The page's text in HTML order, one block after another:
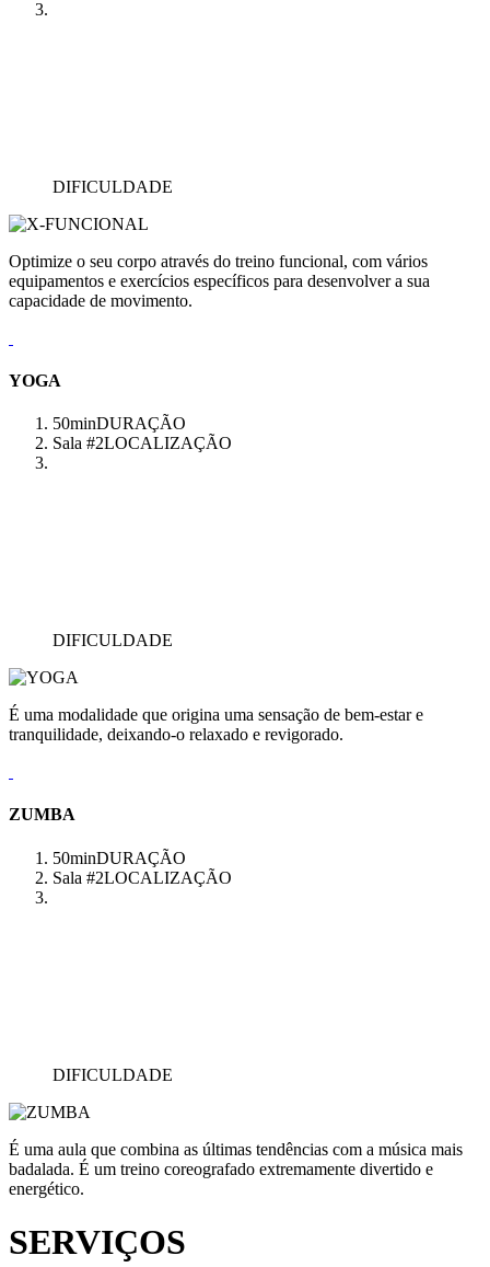
DIFICULDADE
Optimize o seu corpo através do treino funcional, com vários
equipamentos e exercícios específicos para desenvolver a sua
capacidade de movimento.
YOGA
50minDURAÇÃO
Sala #2LOCALIZAÇÃO
DIFICULDADE
É uma modalidade que origina uma sensação de bem-estar e
tranquilidade, deixando-o relaxado e revigorado.
ZUMBA
50minDURAÇÃO
Sala #2LOCALIZAÇÃO
DIFICULDADE
É uma aula que combina as últimas tendências com a música mais
badalada. É um treino coreografado extremamente divertido e
energético.
SERVIÇOS